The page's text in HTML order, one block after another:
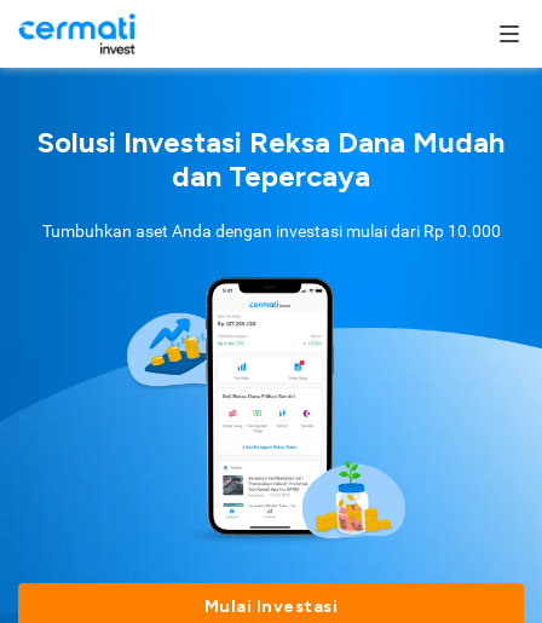
Solusi Investasi Reksa Dana Mudah
dan Tepercaya
Tumbuhkan aset Anda dengan investasi mulai dari Rp 10.000
Mulai Investasi